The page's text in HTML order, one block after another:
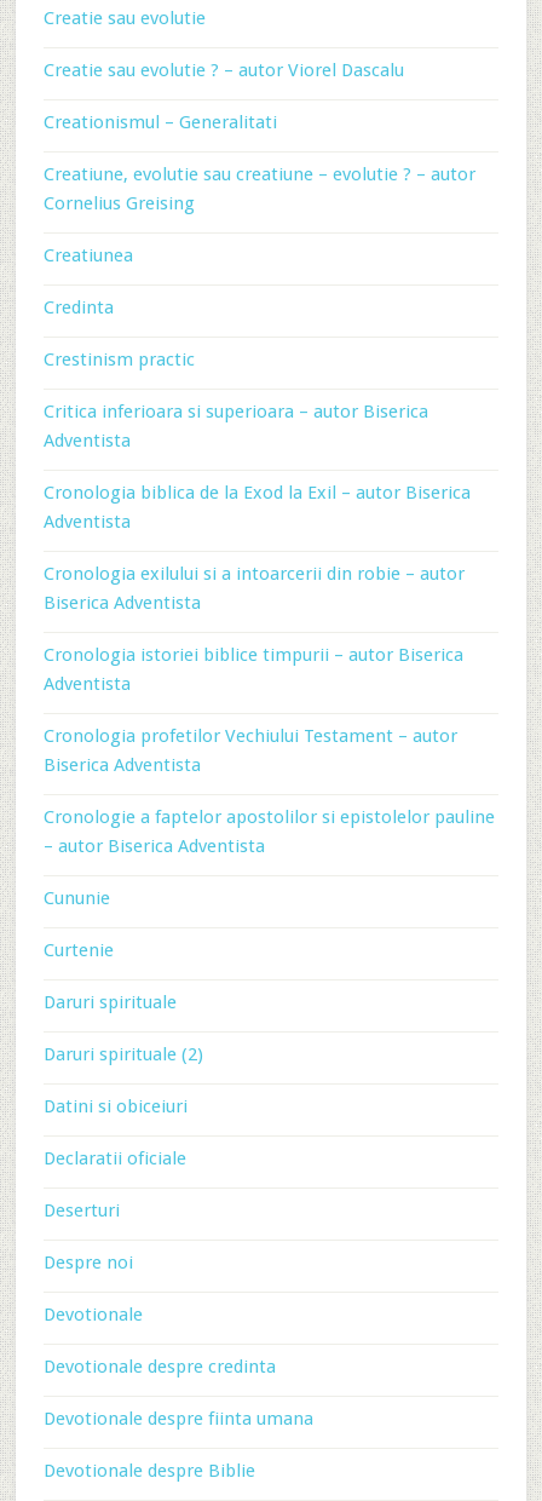
Creatie sau evolutie
Creatie sau evolutie ? – autor Viorel Dascalu
Creationismul – Generalitati
Creatiune, evolutie sau creatiune – evolutie ? – autor
Cornelius Greising
Creatiunea
Credinta
Crestinism practic
Critica inferioara si superioara – autor Biserica
Adventista
Cronologia biblica de la Exod la Exil – autor Biserica
Adventista
Cronologia exilului si a intoarcerii din robie – autor
Biserica Adventista
Cronologia istoriei biblice timpurii – autor Biserica
Adventista
Cronologia profetilor Vechiului Testament – autor
Biserica Adventista
Cronologie a faptelor apostolilor si epistolelor pauline
– autor Biserica Adventista
Cununie
Curtenie
Daruri spirituale
Daruri spirituale (2)
Datini si obiceiuri
Declaratii oficiale
Deserturi
Despre noi
Devotionale
Devotionale despre credinta
Devotionale despre fiinta umana
Devotionale despre Biblie